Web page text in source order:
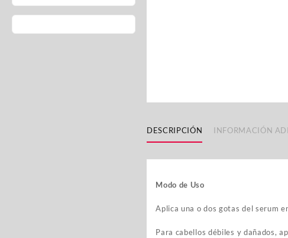
DESCRIPCIÓN INFORMACIÓN
Modo de Uso
Aplica una o dos gotas del serum
Para cabellos débiles y dañados,